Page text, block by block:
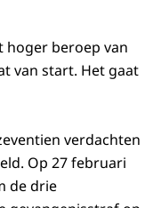
hoger beroep van
van start. Het gaat
verdachten
Op 27 februari
de drie